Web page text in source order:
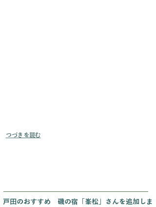
つづきを読む
戸田のおすすめ 磯の宿「峯松」さんを追加しま